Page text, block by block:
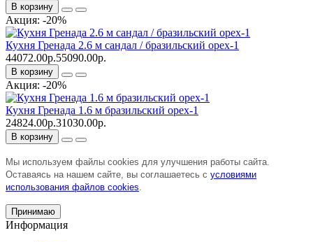
В корзину
Акция: -20%
Кухня Гренада 2.6 м сандал / бразильский орех-1
44072.00р.55090.00р.
В корзину
Акция: -20%
Кухня Гренада 1.6 м бразильский орех-1
24824.00р.31030.00р.
В корзину
Мы используем файлы cookies для улучшения работы сайта.
Оставаясь на нашем сайте, вы соглашаетесь с условиями
использования файлов cookies.
Принимаю
Информация